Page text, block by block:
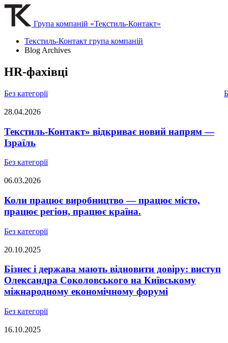
Група компаній «Текстиль-Контакт»
Текстиль-Контакт група компаній
Blog Archives
HR-фахівці
Без категорії
28.04.2026
Текстиль-Контакт» відкриває новий напрям —
Ізраїль
Без категорії
06.03.2026
Коли працює виробництво — працює місто,
працює регіон, працює країна.
Без категорії
20.10.2025
Бізнес і держава мають відновити довіру: виступ
Олександра Соколовського на Київському
міжнародному економічному форумі
Без категорії
16.10.2025